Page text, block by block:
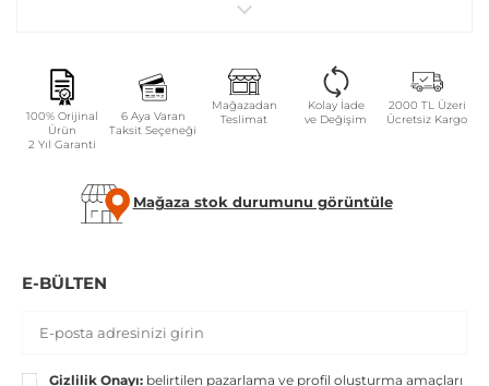
100% Orijinal
Ürün
2 Yıl Garanti
6 Aya Varan
Taksit Seçeneği
Mağazadan
Teslimat
Kolay İade
ve Değişim
2000 TL Üzeri
Ücretsiz Kargo
Mağaza stok durumunu görüntüle
0RB2223 902/B1 54*19*145 güneş gözlüğü için plaket,
sap, vida ayarı ve vida değişimi tüm Atasun Optik
mağazalarında ücretsiz olarak yapılmaktadır.
işlemleriniz ise parça ücreti karşılığında yapılmaktadır.
Gözlüğü tek elle takıp çıkartmayınız.
koymayınız.
E-BÜLTEN
Gizlilik Onayı:belirtilen pazarlama ve profil oluşturma amaçları